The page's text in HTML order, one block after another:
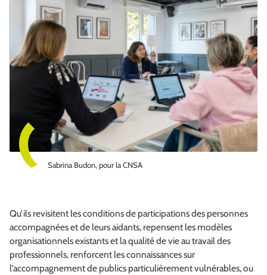
Sabrina Budon, pour la CNSA
Qu’ils revisitent les conditions de participations des personnes
accompagnées et de leurs aidants, repensent les modèles
organisationnels existants et la qualité de vie au travail des
professionnels, renforcent les connaissances sur
l’accompagnement de publics particulièrement vulnérables, ou